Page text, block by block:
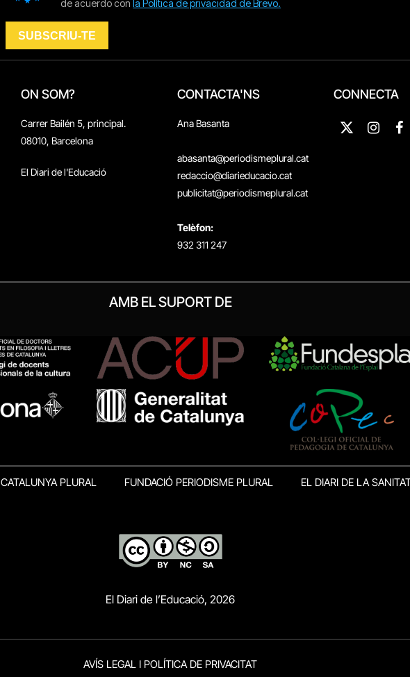
ON SOM?
Carrer Bailén 5, principal.
08010, Barcelona
El Diari de l'Educació
CONTACTA'NS
Ana Basanta
abasanta@periodismeplural.cat
redaccio@diarieducacio.cat
publicitat@periodismeplural.cat
Telèfon:
932 311 247
CONNECTA
X
AMB EL SUPORT DE
CATALUNYA PLURAL FUNDACIÓ PERIODISME PLURAL EL DIARI DE LA
El Diari de l’Educació, 2026
AVÍS LEGAL I POLÍTICA DE PRIVACITAT